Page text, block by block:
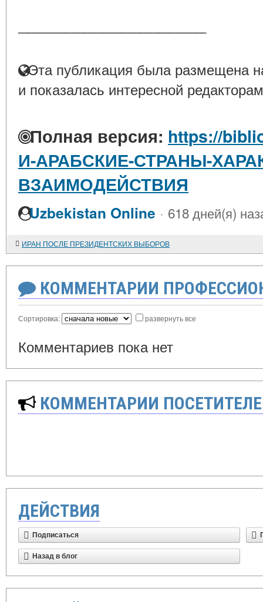
Эта публикация была размещена
и показалась интересной
Полная версия: https://
И-АРАБСКИЕ-СТРАНЫ-
ВЗАИМОДЕЙСТВИЯ
Uzbekistan Online · 618 дней(я)
ИРАН ПОСЛЕ ПРЕЗИДЕНТСКИХ ВЫБОРОВ
КОММЕНТАРИИ
Сортировка: развернуть все
Комментариев пока нет
КОММЕНТАРИИ
ДЕЙСТВИЯ
Подписаться
Назад в блог